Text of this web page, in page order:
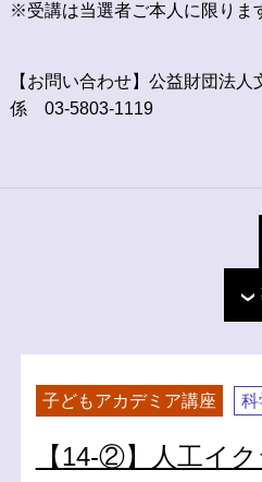
※受講は当選者ご本人に限りま
【お問い合わせ】公益財団法
係 03-5803-1119
子どもアカデミア講座 科
【14-②】人工イ